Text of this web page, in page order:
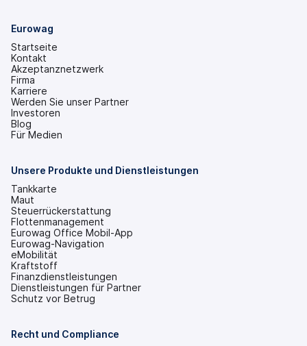
Eurowag
Startseite
Kontakt
Akzeptanznetzwerk
Firma
Karriere
Werden Sie unser Partner
Investoren
(wird
in
Tab
Blog
Für Medien
Unsere Produkte und Dienstleistungen
Tankkarte
Maut
Steuerrückerstattung
Flottenmanagement
Eurowag Office Mobil-App
Eurowag-Navigation
eMobilität
Kraftstoff
Finanzdienstleistungen
Dienstleistungen für Partner
Schutz vor Betrug
Recht und Compliance